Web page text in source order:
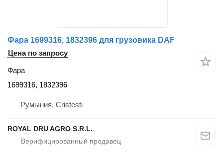
Фара 1699316, 1832396 для грузовика DAF
Цена по запросу
Фара
1699316, 1832396
Румыния, Cristesti
ROYAL DRU AGRO S.R.L.